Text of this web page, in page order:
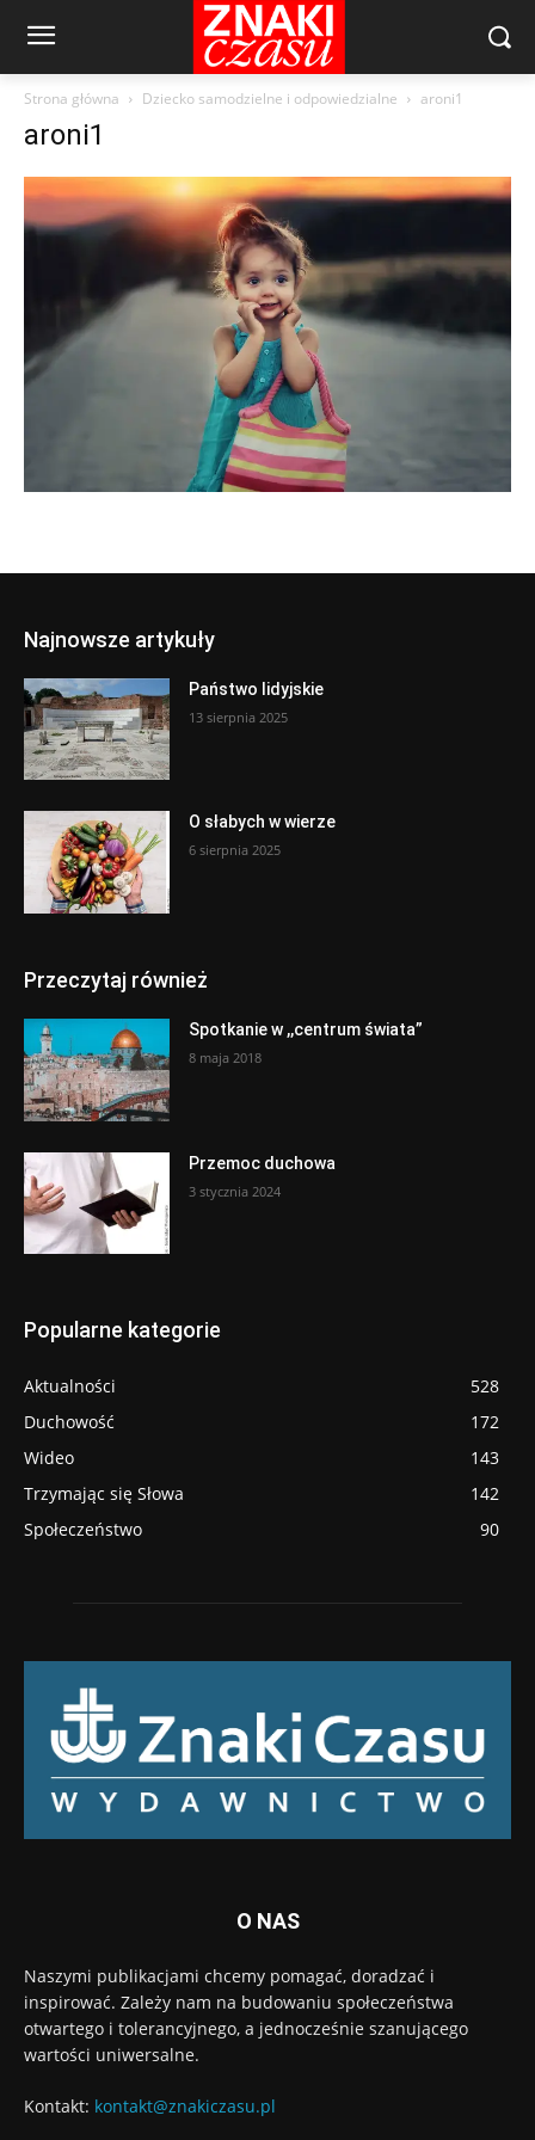
Strona główna Dziecko samodzielne i odpowiedzialne aroni1
aroni1
Najnowsze artykuły
Państwo lidyjskie
13 sierpnia 2025
O słabych w wierze
6 sierpnia 2025
Przeczytaj również
Spotkanie w ,,centrum świata”
8 maja 2018
Przemoc duchowa
3 stycznia 2024
Popularne kategorie
Aktualności
528
Duchowość
172
Wideo
143
Trzymając się Słowa
142
Społeczeństwo
90
O NAS
Naszymi publikacjami chcemy pomagać, doradzać i
inspirować. Zależy nam na budowaniu społeczeństwa
otwartego i tolerancyjnego, a jednocześnie szanującego
wartości uniwersalne.
Kontakt: kontakt@znakiczasu.pl